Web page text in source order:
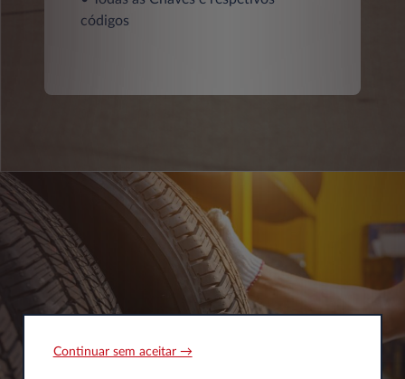
códigos
Continuar sem aceitar →